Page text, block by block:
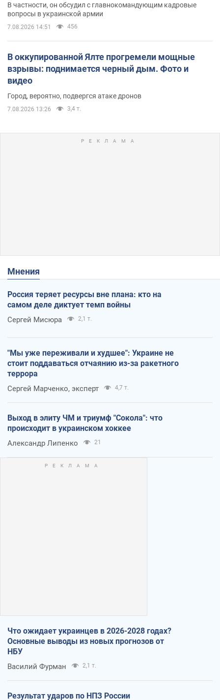
В частности, он обсудил с главнокомандующим кадровые
вопросы в украинской армии
7.08.2026 14:51 456
В оккупированной Ялте прогремели мощные
взрывы: поднимается черный дым. Фото и
видео
Город, вероятно, подвергся атаке дронов
7.08.2026 13:26 3,4 т.
Мнения
Россия теряет ресурсы вне плана: кто на
самом деле диктует темп войны
Сергей Мисюра 2,1 т.
"Мы уже переживали и худшее": Украине не
стоит поддаваться отчаянию из-за ракетного
террора
Сергей Марченко, эксперт 4,7 т.
Выход в элиту ЧМ и триумф "Сокола": что
происходит в украинском хоккее
Александр Липенко 21
Что ожидает украинцев в 2026-2028 годах?
Основные выводы из новых прогнозов от
НБУ
Василий Фурман 2,1 т.
Результат ударов по НПЗ России